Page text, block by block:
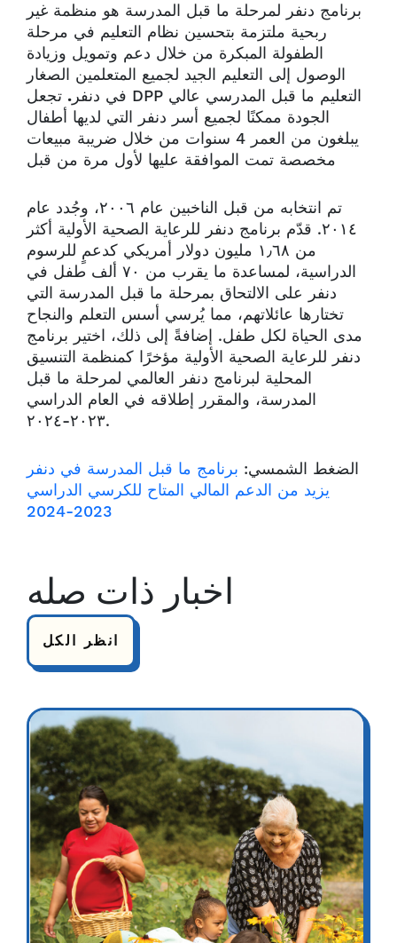
برنامج دنفر لمرحلة ما قبل المدرسة هو منظمة غير
ربحية ملتزمة بتحسين نظام التعليم في مرحلة
الطفولة المبكرة من خلال دعم وتمويل وزيادة
الوصول إلى التعليم الجيد لجميع المتعلمين الصغار
في دنفر . تجعل DPP التعليم ما قبل المدرسي عالي
الجودة ممكنًا لجميع أسر دنفر التي لديها أطفال
يبلغون من العمر 4 سنوات من خلال ضريبة مبيعات
مخصصة تمت الموافقة عليها لأول مرة من قبل
تم انتخابه من قبل الناخبين عام ٢٠٠٦، وجُدد عام
٢٠١٤. قدّم برنامج دنفر للرعاية الصحية الأولية أكثر
من ١٫٦٨ مليون دولار أمريكي كدعمٍ للرسوم
الدراسية، لمساعدة ما يقرب من ٧٠ ألف طفل في
دنفر على الالتحاق بمرحلة ما قبل المدرسة التي
تختارها عائلاتهم، مما يُرسي أسس التعلم والنجاح
مدى الحياة لكل طفل. إضافةً إلى ذلك، اختير برنامج
دنفر للرعاية الصحية الأولية مؤخرًا كمنظمة التنسيق
المحلية لبرنامج دنفر العالمي لمرحلة ما قبل
المدرسة، والمقرر إطلاقه في العام الدراسي
٢٠٢٣-٢٠٢٤.
الضغط الشمسي: برنامج ما قبل المدرسة في دنفر
يزيد من الدعم المالي المتاح للكرسي الدراسي
2023-2024
اخبار ذات صله
انظر الكل